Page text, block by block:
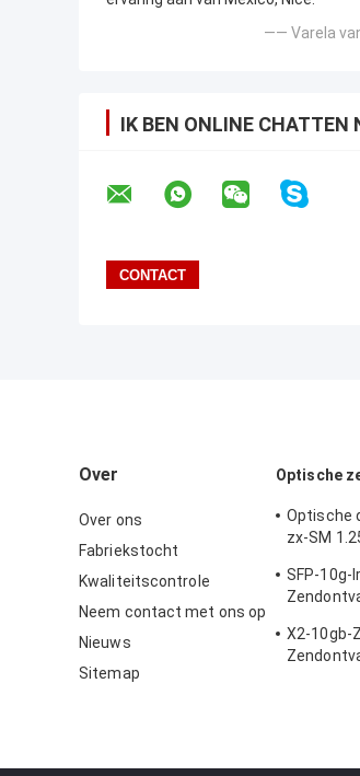
—— Varela
IK BEN ONLINE CHATTEN
Over
Over ons
Fabriekstocht
Kwaliteitscontrole
Neem contact met ons op
Nieuws
Sitemap
Optische
Optische
zx-SM
SFP-10g-
X2-10gb-